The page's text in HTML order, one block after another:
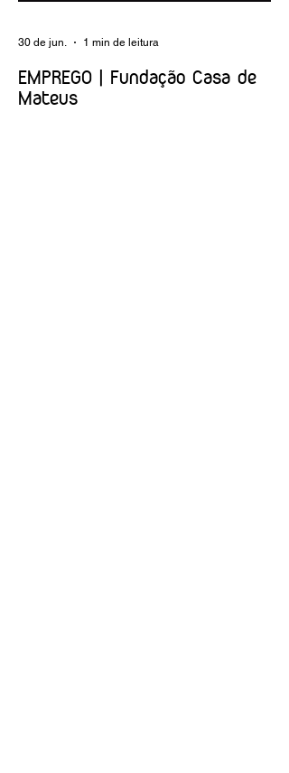
EMPREGO | Fundação Casa de
Mateus
30 de jun. 1 min de leitura